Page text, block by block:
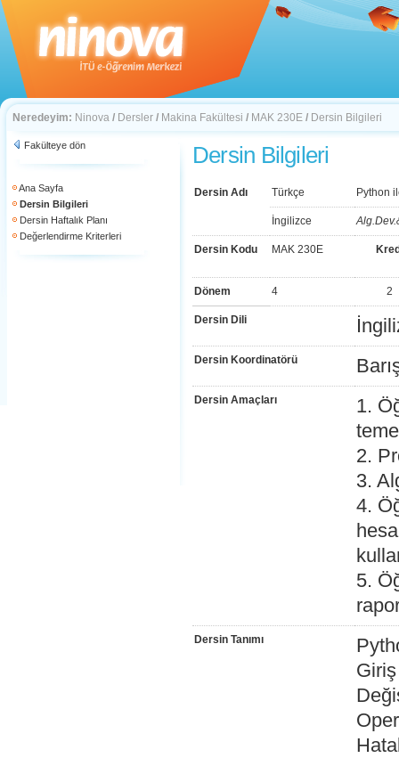
Neredeyim: Ninova / Dersler / Makina Fakültesi / MAK 230E / Dersin Bilgileri
Fakülteye dön
Ana Sayfa
Dersin Bilgileri
Dersin Haftalık Planı
Değerlendirme Kriterleri
Dersin Bilgileri
Dersin Adı Türkçe Python
İngilizce
Dersin Kodu MAK 230E
Dönem 4 2
Dersin Dili
Dersin Koordinatörü
Dersin Amaçları
1.
2.
3.
4.
5.
Dersin Tanımı
Giriş